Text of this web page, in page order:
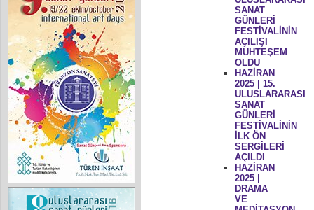
SANAT
GÜNLERİ
FESTİVALİNİN
AÇILIŞI
MUHTEŞEM
OLDU
HAZİRAN
2025 | 15.
ULUSLARARASI
SANAT
GÜNLERİ
FESTİVALİNİN
İLK ÖN
SERGİLERİ
AÇILDI
HAZİRAN
2025 |
DRAMA
VE